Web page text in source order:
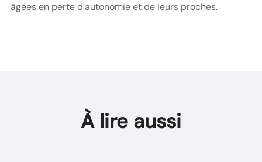
âgées en perte d’autonomie et de leurs proches.
À lire aussi